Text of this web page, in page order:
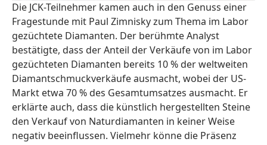
Die JCK-Teilnehmer kamen auch in den Genuss einer
Fragestunde mit Paul Zimnisky zum Thema im Labor
gezüchtete Diamanten. Der berühmte Analyst
bestätigte, dass der Anteil der Verkäufe von im Labor
gezüchteten Diamanten bereits 10 % der weltweiten
Diamantschmuckverkäufe ausmacht, wobei der US-
Markt etwa 70 % des Gesamtumsatzes ausmacht. Er
erklärte auch, dass die künstlich hergestellten Steine
den Verkauf von Naturdiamanten in keiner Weise
negativ beeinflussen. Vielmehr könne die Präsenz